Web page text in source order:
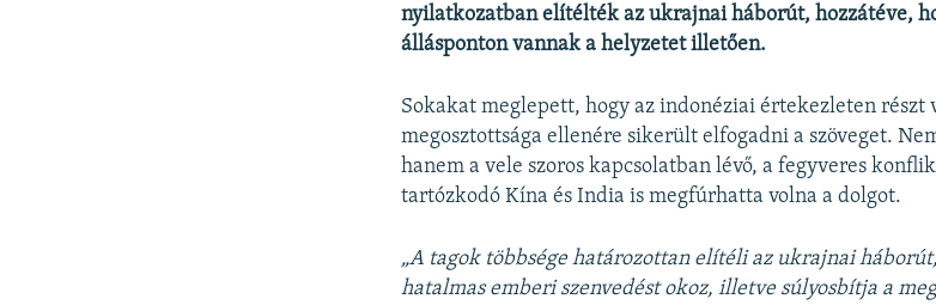
nyilatkozatban elítélték az ukrajnai háborút, hozzátéve,
állásponton vannak a helyzetet illetően.
Sokakat meglepett, hogy az indonéziai értekezleten részt
megosztottsága ellenére sikerült elfogadni a szöveget.
hanem a vele szoros kapcsolatban lévő, a fegyveres
tartózkodó Kína és India is megfúrhatta volna a dolgot.
„A tagok többsége határozottan elítéli az ukrajnai
hatalmas emberi szenvedést okoz, illetve súlyosbítja a